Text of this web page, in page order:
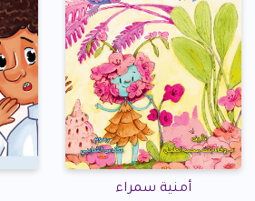
أمنية سمراء